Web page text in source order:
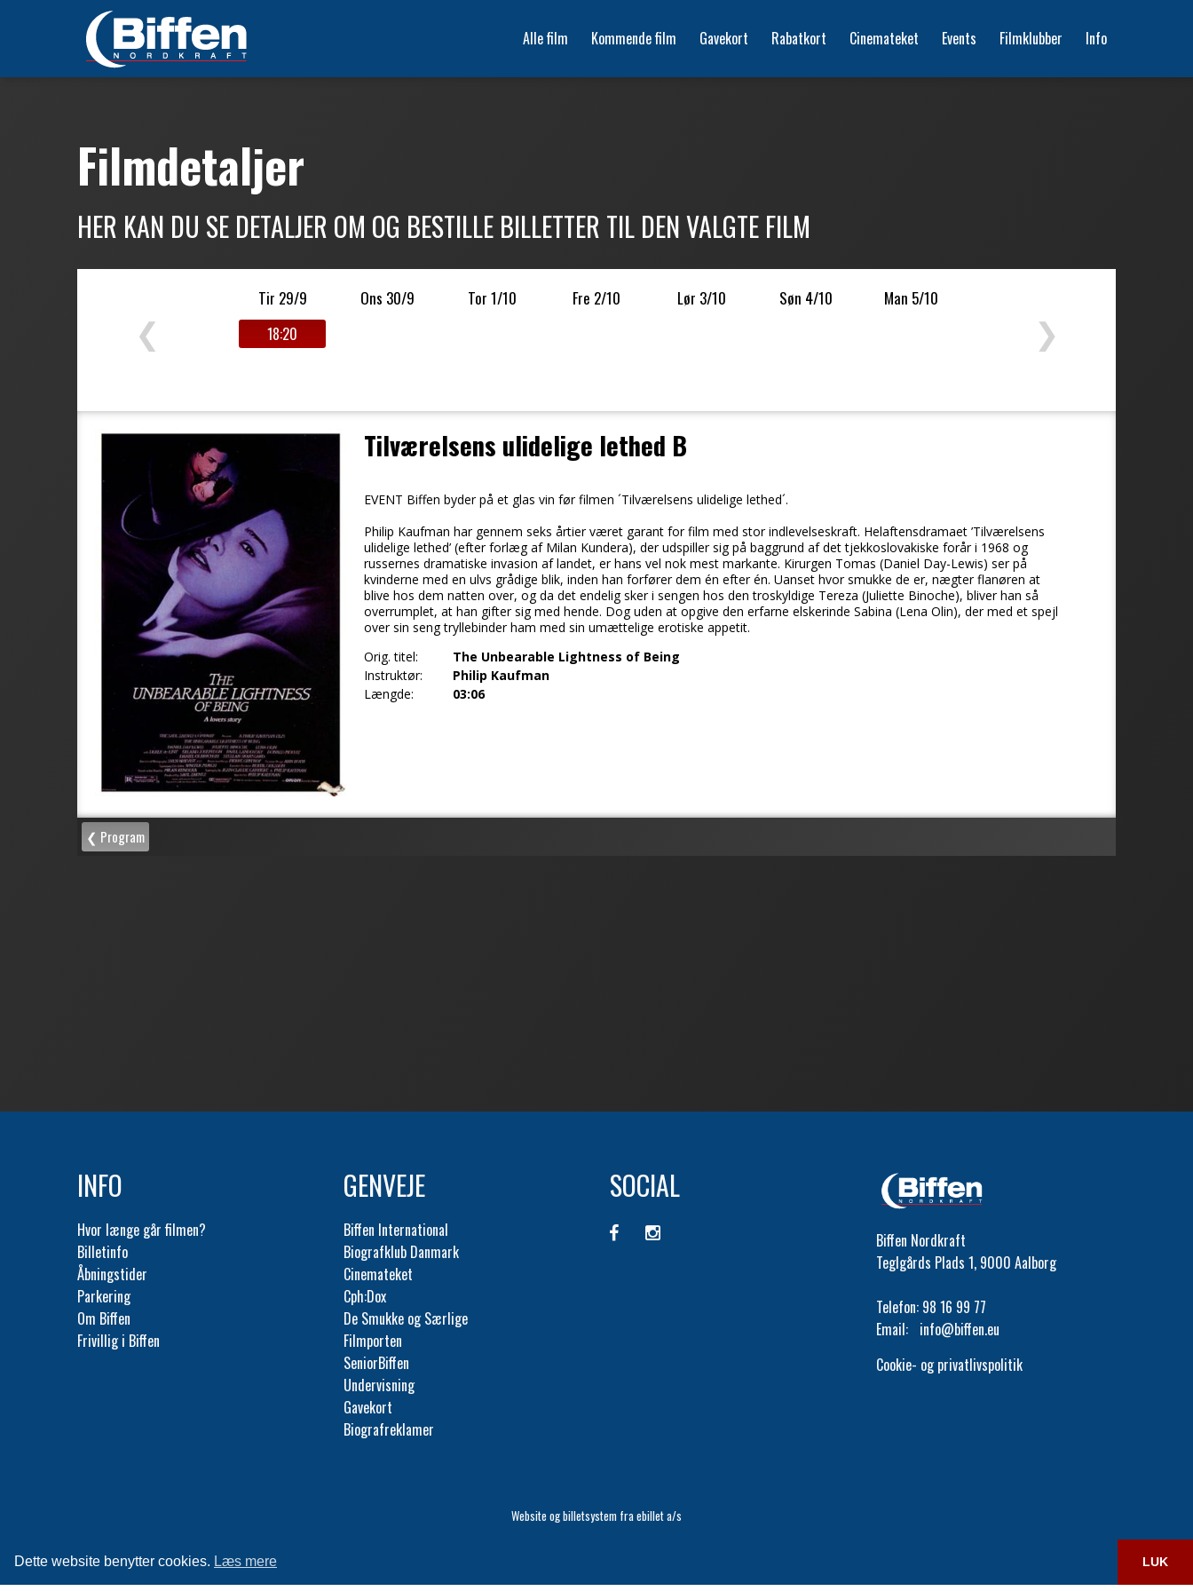
Dette website benytter cookies. Læs mere LUK
Alle film Kommende film Gavekort Rabatkort Cinemateket Events Filmklubber Info
INFO
Hvor længe går filmen?
Billetinfo
Åbningstider
Parkering
Om Biffen
Frivillig i Biffen
GENVEJE
Biffen International
Biografklub Danmark
Cinemateket
Cph:Dox
De Smukke og Særlige
Filmporten
SeniorBiffen
Undervisning
Gavekort
Biografreklamer
SOCIAL
Biffen Nordkraft
Teglgårds Plads 1, 9000 Aalborg
Telefon: 98 16 99 77
Email: info@biffen.eu
Cookie- og privatlivspolitik
Website og billetsystem fra ebillet a/s